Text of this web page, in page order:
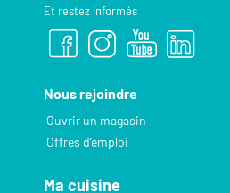
Et restez informés
Nous rejoindre
Ouvrir un magasin
Offres d’emploi
Ma cuisine